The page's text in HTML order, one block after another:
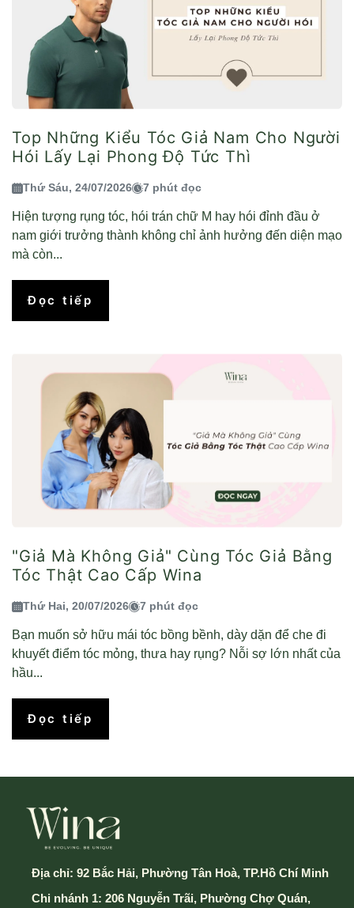
Top Những Kiểu Tóc Giả Nam Cho Người
Hói Lấy Lại Phong Độ Tức Thì
Thứ Sáu, 24/07/2026 7 phút đọc
Hiện tượng rụng tóc, hói trán chữ M hay hói đỉnh đầu ở
nam giới trưởng thành không chỉ ảnh hưởng đến diện mạo
mà còn...
Đọc tiếp
"Giả Mà Không Giả" Cùng Tóc Giả Bằng
Tóc Thật Cao Cấp Wina
Thứ Hai, 20/07/2026 7 phút đọc
Bạn muốn sở hữu mái tóc bồng bềnh, dày dặn để che đi
khuyết điểm tóc mỏng, thưa hay rụng? Nỗi sợ lớn nhất của
hầu...
Đọc tiếp
Địa chỉ: 92 Bắc Hải, Phường Tân Hoà, TP.Hồ Chí Minh
Chi nhánh 1: 206 Nguyễn Trãi, Phường Chợ Quán,